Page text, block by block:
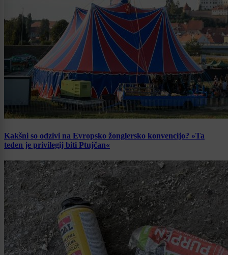
Kakšni so odzivi na Evropsko žonglersko konvencijo? »Ta
teden je privilegij biti Ptujčan«